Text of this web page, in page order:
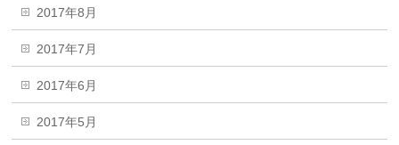
2017年8月
2017年7月
2017年6月
2017年5月